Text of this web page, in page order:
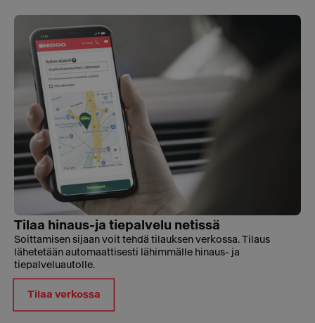
Tilaa hinaus-ja tiepalvelu netissä
Soittamisen sijaan voit tehdä tilauksen verkossa. Tilaus
lähetetään automaattisesti lähimmälle hinaus- ja
tiepalveluautolle.
Tilaa verkossa